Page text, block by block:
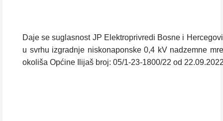
Daje se suglasnost JP Elektroprivredi Bosne i
u svrhu izgradnje niskonaponske 0,4 kV nadzemne
okoliša Općine Ilijaš broj: 05/1-23-1800/22 od